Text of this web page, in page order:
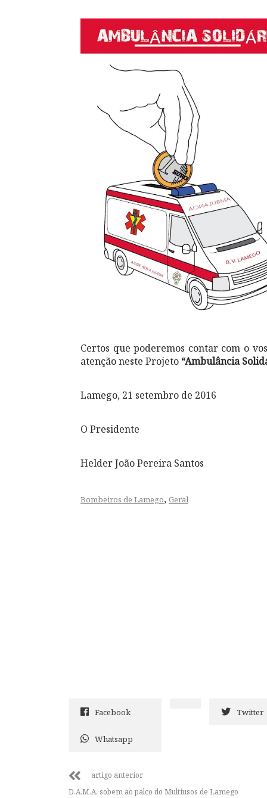
Certos que poderemos contar com o
atenção neste Projeto “Ambulância
Lamego, 21 setembro de 2016
O Presidente
Helder João Pereira Santos
Bombeiros de Lamego, Geral
Facebook Twitter
Whatsapp
artigo anterior
D.A.M.A. sobem ao palco do Multiusos de Lamego